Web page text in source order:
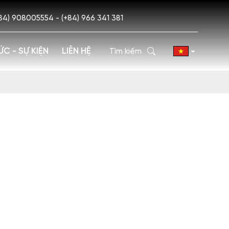
908005554 - (+84) 966 341 381
- SỰ KIỆN LIÊN HỆ